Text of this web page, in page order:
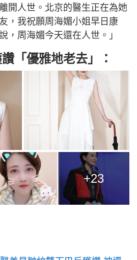
開人世。北京的醫生正在為她
，我祝願周海媚小姐早日康
，周海媚今天還在人世。」
「優雅地老去」：
+23